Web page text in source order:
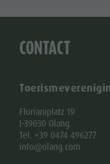
CONTACT
Florianiplatz 19
I-39030 Olang
Tel. +39 0474 496277
info@olang.com